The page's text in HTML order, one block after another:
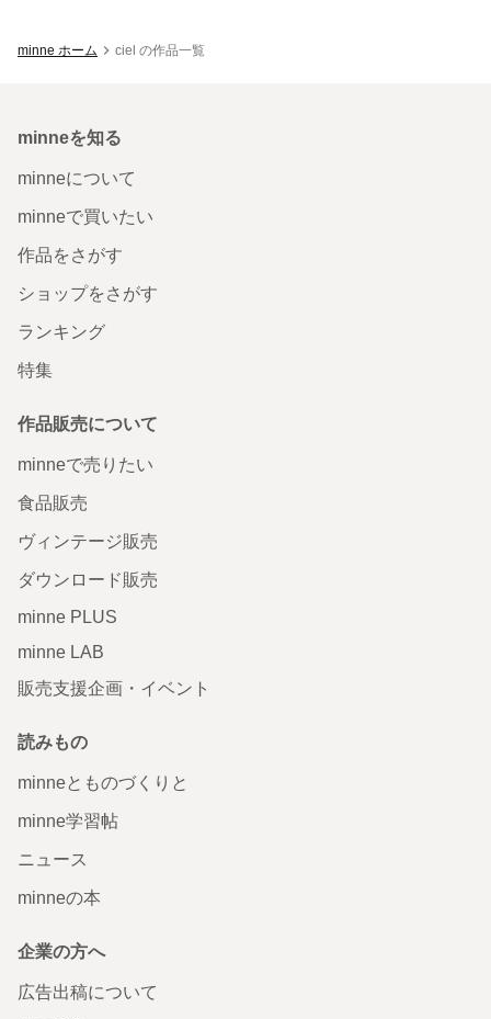
minne ホーム ciel の作品一覧
minneを知る
minneについて
minneで買いたい
作品をさがす
ショップをさがす
ランキング
特集
作品販売について
minneで売りたい
食品販売
ヴィンテージ販売
ダウンロード販売
minne PLUS
minne LAB
販売支援企画・イベント
読みもの
minneとものづくりと
minne学習帖
ニュース
minneの本
企業の方へ
広告出稿について